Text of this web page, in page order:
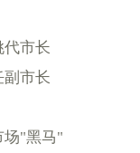
代市长
副市长
场"黑马"